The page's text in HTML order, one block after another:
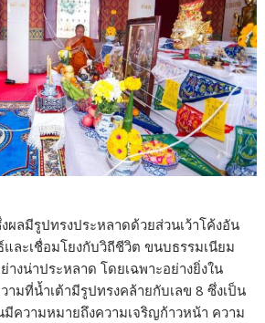
ลมีรูปทรงประหลาดด้วยส่วนเว้าโค้งอัน
ละเชื่อมโยงกับวิถีชีวิต ขนบธรรมเนียม
างน่าประหลาด โดยเฉพาะอย่างยิ่งใน
มที่น้ำเต้ามีรูปทรงคล้ายกับเลข 8 ซึ่งเป็น
ความหมายถึงความเจริญก้าวหน้า ความ